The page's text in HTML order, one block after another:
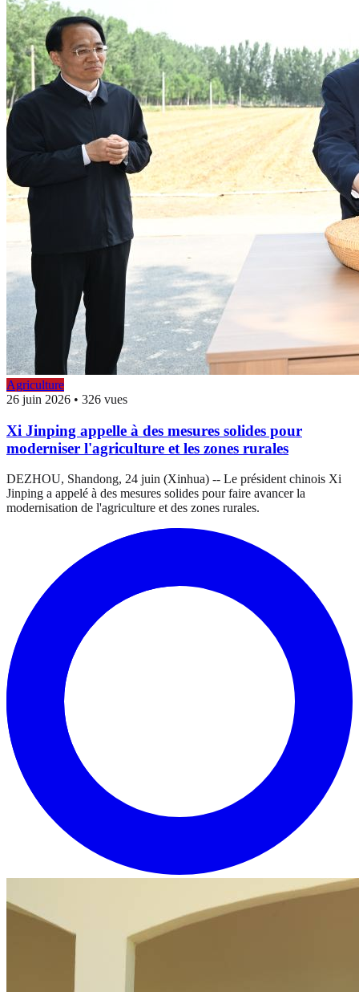
Agriculture
26 juin 2026 • 326 vues
Xi Jinping appelle à des mesures solides pour
moderniser l'agriculture et les zones rurales
DEZHOU, Shandong, 24 juin (Xinhua) -- Le président chinois Xi
Jinping a appelé à des mesures solides pour faire avancer la
modernisation de l'agriculture et des zones rurales.